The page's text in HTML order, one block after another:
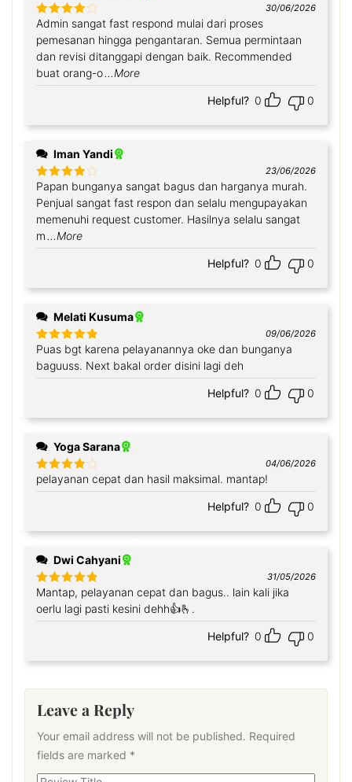
Rated 4
30/06/2026
Admin sangat fast respond mulai dari proses
pemesanan hingga pengantaran. Semua permintaan
dan revisi ditanggapi dengan baik. Recommended
buat orang-o...More
Helpful? 0 0
Iman Yandi
Rated 4
out of 5
23/06/2026
Papan bunganya sangat bagus dan harganya murah.
Penjual sangat fast respon dan selalu mengupayakan
memenuhi request customer. Hasilnya selalu sangat
m ...More
Helpful? 0 0
Melati Kusuma
Rated5out
of 5
09/06/2026
Puas bgt karena pelayanannya oke dan bunganya
baguuss. Next bakal order disini lagi deh
Helpful? 0 0
Yoga Sarana
Rated4
out of 5
04/06/2026
pelayanan cepat dan hasil maksimal. mantap!
Helpful? 0 0
Dwi Cahyani
Rated5out
of 5
31/05/2026
Mantap, pelayanan cepat dan bagus.. lain kali jika
oerlu lagi pasti kesini dehh👍🫰.
Helpful? 0 0
Leave a Reply
Your email address will not be published. Required
fields are marked *